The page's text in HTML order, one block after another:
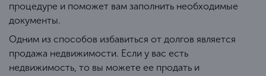
процедуре и поможет вам заполнить необходимые
документы.
Одним из способов избавиться от долгов является
продажа недвижимости. Если у вас есть
недвижимость, то вы можете ее продать и